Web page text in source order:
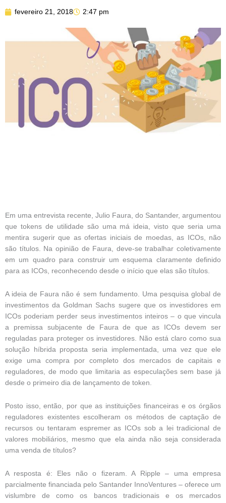
fevereiro 21, 2018 2:47 pm
Em uma entrevista recente, Julio Faura, do Santander, argumentou
que tokens de utilidade são uma má ideia, visto que seria uma
mentira sugerir que as ofertas iniciais de moedas, as ICOs, não
são títulos. Na opinião de Faura, deve-se trabalhar coletivamente
em um quadro para construir um esquema claramente definido
para as ICOs, reconhecendo desde o início que elas são títulos.
A ideia de Faura não é sem fundamento. Uma pesquisa global de
investimentos da Goldman Sachs sugere que os investidores em
ICOs poderiam perder seus investimentos inteiros – o que vincula
a premissa subjacente de Faura de que as ICOs devem ser
reguladas para proteger os investidores. Não está claro como sua
solução híbrida proposta seria implementada, uma vez que ele
exige uma compra por completo dos mercados de capitais e
reguladores, de modo que limitaria as especulações sem base já
desde o primeiro dia de lançamento de token.
Posto isso, então, por que as instituições financeiras e os órgãos
reguladores existentes escolheram os métodos de captação de
recursos ou tentaram espremer as ICOs sob a lei tradicional de
valores mobiliários, mesmo que ela ainda não seja considerada
uma venda de títulos?
A resposta é: Eles não o fizeram. A Ripple – uma empresa
parcialmente financiada pelo Santander InnoVentures – oferece um
vislumbre de como os bancos tradicionais e os mercados